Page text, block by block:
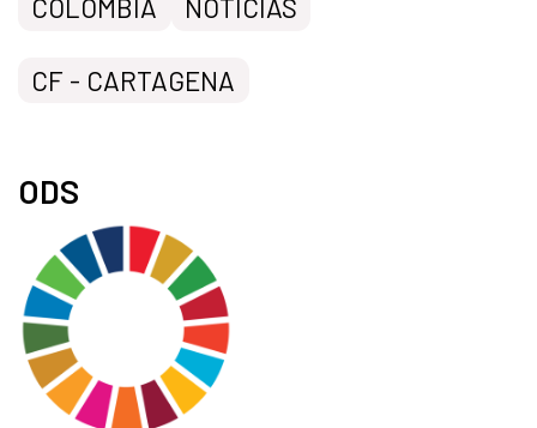
COLOMBIA NOTICIAS
CF - CARTAGENA
ODS